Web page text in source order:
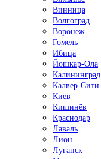
Винница
Волгоград
Воронеж
Гомель
Ибица
Йошкар-Ола
Калининград
Калвер-Сити
Киев
Кишинёв
Краснодар
Лаваль
Лион
Луганск